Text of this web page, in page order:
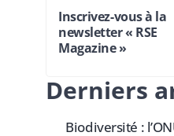
Inscrivez-vous à la
newsletter « RSE
Magazine »
Derniers
Biodiversité :